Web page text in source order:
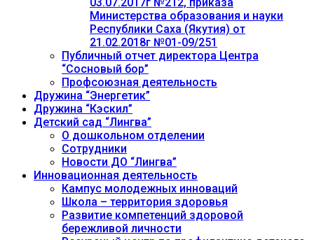
Министерства образования и науки
Республики Саха (Якутия) от
21.02.2018г №01-09/251
Публичный отчет директора Центра
“Сосновый бор”
Профсоюзная деятельность
Дружина “Энергетик”
Дружина “Кэскил”
Детский сад “Лингва”
О дошкольном отделении
Сотрудники
Новости ДО “Лингва”
Инновационная деятельность
Кампус молодежных инноваций
Школа – территория здоровья
Развитие компетенций здоровой
бережливой личности